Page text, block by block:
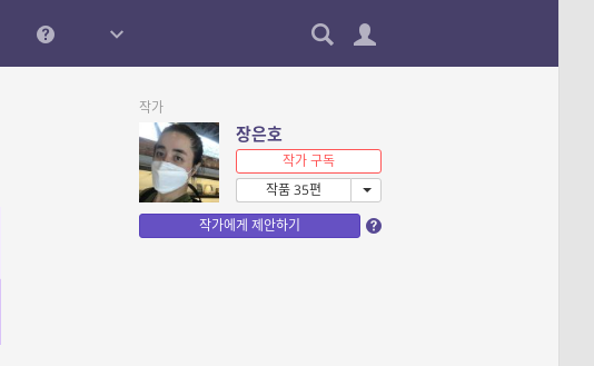
작가
장은호
작가 구독
작품 35편
작가에게 제안하기